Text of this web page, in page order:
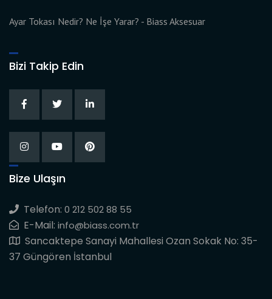
Ayar Tokası Nedir? Ne İşe Yarar? - Biass Aksesuar
Bizi Takip Edin
Bize Ulaşın
Telefon: 0 212 502 88 55
E-Mail: info@biass.com.tr
Sancaktepe Sanayi Mahallesi Ozan Sokak No: 35-
37 Güngören İstanbul